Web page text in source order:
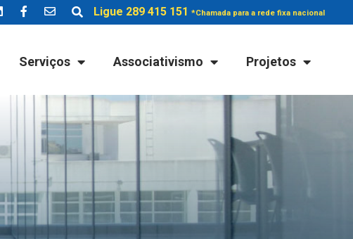
Ligue 289 415 151 *Chamada para a rede fixa nacional
Serviços Associativismo Projetos